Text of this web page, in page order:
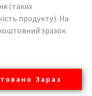
(таких
продукту). На
зразок
Зараз